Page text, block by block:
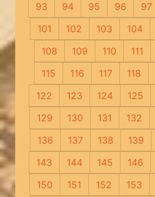
93
94 95 96 97
101
102 103 104
108
109 110 111
115
116 117 118
122
123 124 125
129
130 131 132
136
137 138 139
143
144 145 146
150
151 152 153